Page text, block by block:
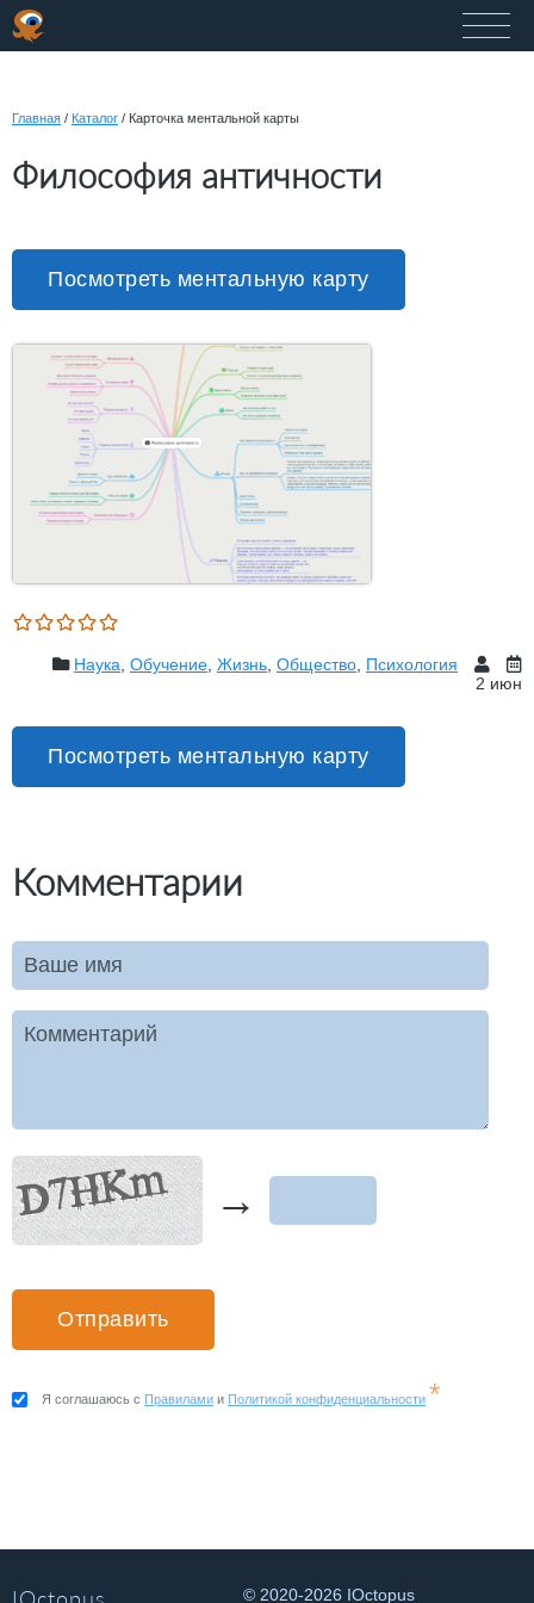
Главная / Каталог / Карточка ментальной карты
Философия античности
Посмотреть ментальную карту
Наука Обучение Жизнь Общество Психология
2 июн
Посмотреть ментальную карту
Комментарии
Ваше имя
Комментарий
→
Я соглашаюсь с Правилами и Политикой конфиденциальности *
© 2020-2026 IOctopus